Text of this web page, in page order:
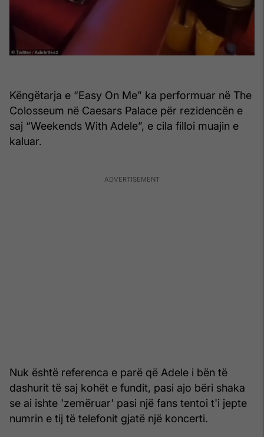
Këngëtarja e “Easy On Me” ka performuar në The
Colosseum në Caesars Palace për rezidencën e
saj “Weekends With Adele”, e cila filloi muajin e
kaluar.
Nuk është referenca e parë që Adele i bën të
dashurit të saj kohët e fundit, pasi ajo bëri shaka
se ai ishte 'zemëruar' pasi një fans tentoi t'i jepte
numrin e tij të telefonit gjatë një koncerti.